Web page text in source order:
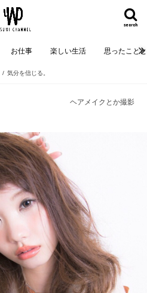
search
お仕事 楽しい生活 思ったこと
気分を信じる。
ヘアメイクとか撮影